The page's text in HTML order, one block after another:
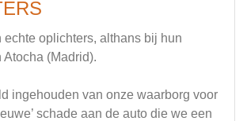
echte oplichters, althans bij hun
(Madrid).
ingehouden van onze waarborg voor
schade aan de auto die we een